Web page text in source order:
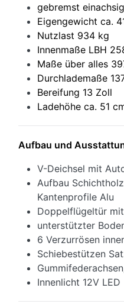
gebremst einachsig
Eigengewicht ca.
Nutzlast 934 kg
Innenmaße LBH
Maße über alles
Durchlademaße
Bereifung 13 Zoll
Ladehöhe ca. 51
Aufbau und
V-Deichsel mit
Aufbau
Kantenprofile Alu
Doppelflügeltür
unterstützter
6 Verzurrösen
Schiebestützen
Innenlicht 12V LED